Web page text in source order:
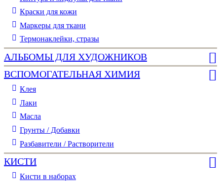
Краски для кожи
Маркеры для ткани
Термонаклейки, стразы
АЛЬБОМЫ ДЛЯ ХУДОЖНИКОВ
ВСПОМОГАТЕЛЬНАЯ ХИМИЯ
Клея
Лаки
Масла
Грунты / Добавки
Разбавители / Растворители
КИСТИ
Кисти в наборах